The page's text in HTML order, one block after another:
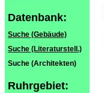
Datenbank:
Suche (Gebäude)
Suche (Literaturstell.)
Suche (Architekten)
Ruhrgebiet: